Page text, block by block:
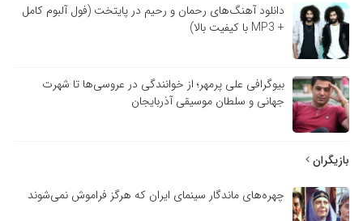
دانلود آهنگ‌های رحمان و رحیم در پایتخت (فول آلبوم کامل
+ MP3 با کیفیت بالا)
بیوگرافی علی پرمهر؛ از خوانندگی در عروسی‌ها تا شهرت
جهانی و سلطان موسیقی آذربایجان
بازیگران
چهره‌های ماندگار سینمای ایران که هرگز فراموش نمی‌شوند